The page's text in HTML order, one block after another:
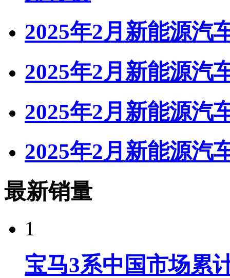
2025年2月新能源汽
2025年2月新能源汽
2025年2月新能源汽
2025年2月新能源汽
最新销量
1
宝马3系中国市场累